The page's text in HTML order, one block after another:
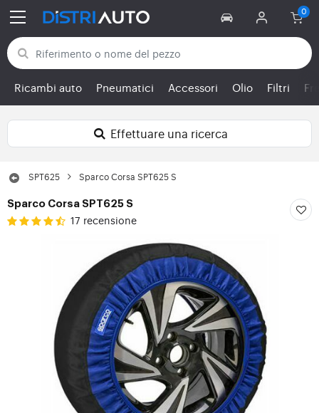
Torna alle categorie
Ricambi auto Pneumatici Accessori Olio Filtri
Effettuare una ricerca
SPT625 Sparco Corsa SPT625 S
Sparco Corsa SPT625 S
17 recensione